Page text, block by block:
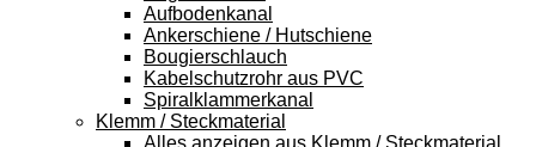
Aufbodenkanal
Ankerschiene / Hutschiene
Bougierschlauch
Kabelschutzrohr aus PVC
Spiralklammerkanal
Klemm / Steckmaterial
Alles anzeigen aus Klemm / Steckmaterial